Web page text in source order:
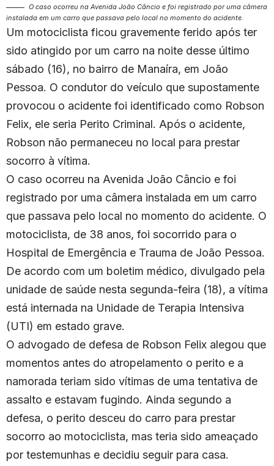
O caso ocorreu na Avenida João Câncio e foi registrado por uma câmera
instalada em um carro que passava pelo local no momento do acidente.
Um motociclista ficou gravemente ferido após ter
sido atingido por um carro na noite desse último
sábado (16), no bairro de Manaíra, em João
Pessoa. O condutor do veículo que supostamente
provocou o acidente foi identificado como Robson
Felix, ele seria Perito Criminal. Após o acidente,
Robson não permaneceu no local para prestar
socorro à vítima.
O caso ocorreu na Avenida João Câncio e foi
registrado por uma câmera instalada em um carro
que passava pelo local no momento do acidente. O
motociclista, de 38 anos, foi socorrido para o
Hospital de Emergência e Trauma de João Pessoa.
De acordo com um boletim médico, divulgado pela
unidade de saúde nesta segunda-feira (18), a vítima
está internada na Unidade de Terapia Intensiva
(UTI) em estado grave.
O advogado de defesa de Robson Felix alegou que
momentos antes do atropelamento o perito e a
namorada teriam sido vítimas de uma tentativa de
assalto e estavam fugindo. Ainda segundo a
defesa, o perito desceu do carro para prestar
socorro ao motociclista, mas teria sido ameaçado
por testemunhas e decidiu seguir para casa.